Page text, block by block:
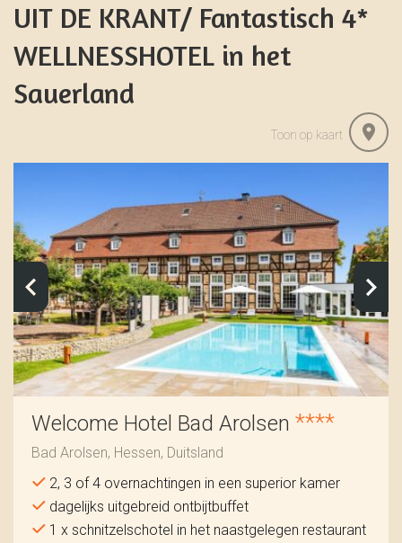
UIT DE KRANT/ Fantastisch 4*
WELLNESSHOTEL in het
Sauerland
Toon op kaart
Welcome Hotel Bad Arolsen ****
Bad Arolsen, Hessen, Duitsland
2, 3 of 4 overnachtingen in een superior kamer
dagelijks uitgebreid ontbijtbuffet
1 x schnitzelschotel in het naastgelegen restaurant